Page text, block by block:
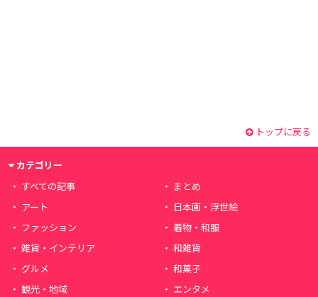
トップに戻る
カテゴリー
すべての記事
まとめ
アート
日本画・浮世絵
ファッション
着物・和服
雑貨・インテリア
和雑貨
グルメ
和菓子
観光・地域
エンタメ